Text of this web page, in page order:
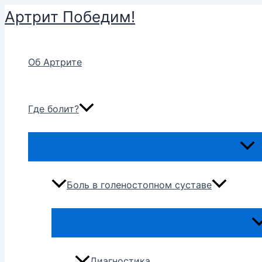
Перейти
к
Артрит Победим!
Об Артрите
Где болит?
Боль в голеностопном суставе